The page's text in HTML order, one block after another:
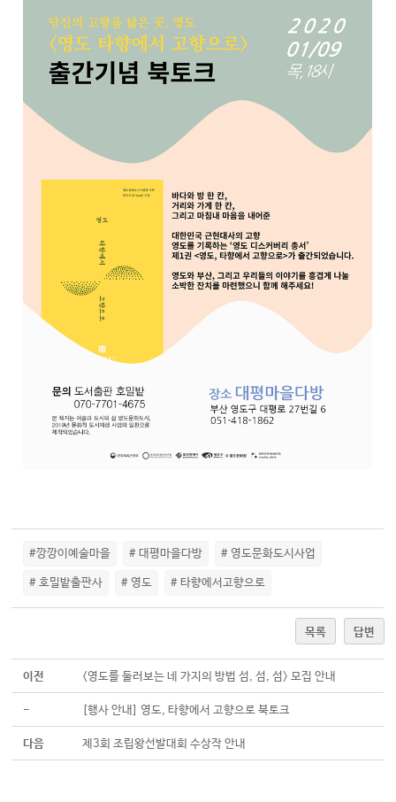
#깡깡이예술마을 # 대평마을다방 # 영도문화도시사업
# 호밀밭출판사 # 영도 # 타향에서고향으로
목록 답변
이전 <영도를 둘러보는 네 가지의 방법 섬, 섬, 섬> 모집 안내
- [행사 안내] 영도, 타향에서 고향으로 북토크
다음 제3회 조립왕선발대회 수상작 안내